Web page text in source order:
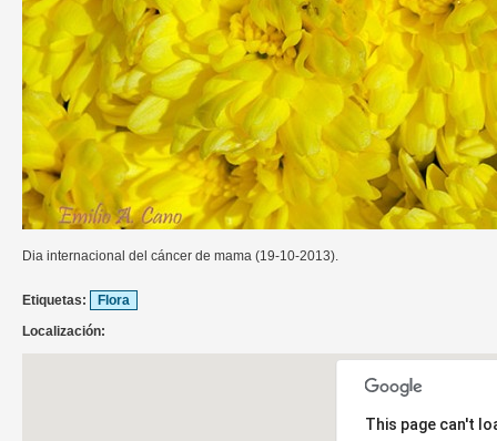
Dia internacional del cáncer de mama (19-10-2013).
Etiquetas:
Flora
Localización:
This page can't